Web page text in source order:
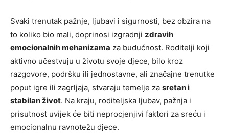
Svaki trenutak pažnje, ljubavi i sigurnosti, bez obzira na
to koliko bio mali, doprinosi izgradnji zdravih
emocionalnih mehanizama za budućnost. Roditelji koji
aktivno učestvuju u životu svoje djece, bilo kroz
razgovore, podršku ili jednostavne, ali značajne trenutke
poput igre ili zagrljaja, stvaraju temelje za sretan i
stabilan život. Na kraju, roditeljska ljubav, pažnja i
prisutnost uvijek će biti neprocjenjivi faktori za sreću i
emocionalnu ravnotežu djece.